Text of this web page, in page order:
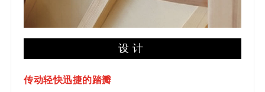
设计
传动轻快迅捷的踏瓣